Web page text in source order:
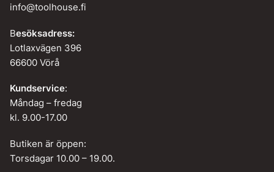
info@toolhouse.fi
Besöksadress:
Lotlaxvägen 396
66600 Vörå
Kundservice:
Måndag – fredag
kl. 9.00-17.00
Butiken är öppen:
Torsdagar 10.00 – 19.00.